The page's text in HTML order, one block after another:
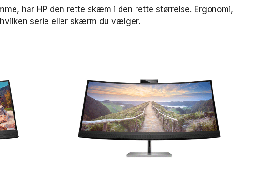
har HP den rette skæm i den rette størrelse. Ergonomi,
serie eller skærm du vælger.